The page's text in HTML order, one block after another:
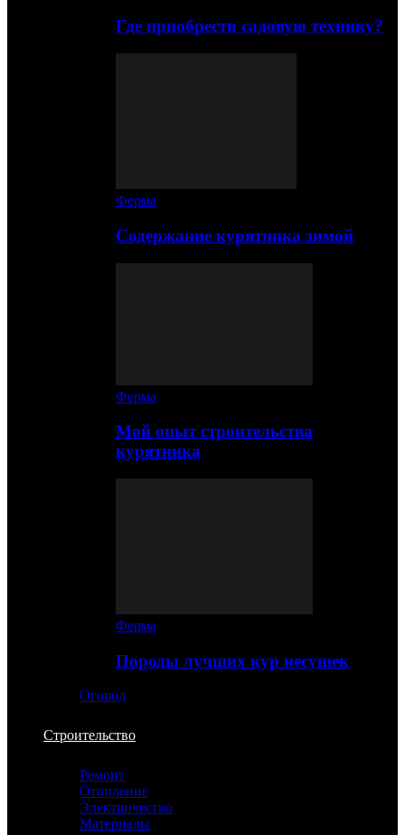
Где приобрести садовую технику?
Ферма
Содержание курятника зимой
Ферма
Мой опыт строительства
курятника
Ферма
Породы лучших кур несушек
Огород
Строительство
Ремонт
Отопление
Электричество
Материалы